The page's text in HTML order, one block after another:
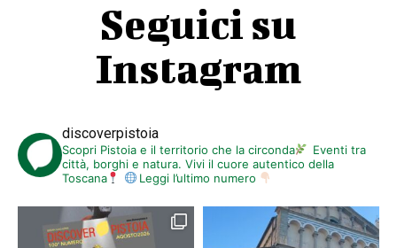
Seguici su
Instagram
discoverpistoia
Scopri Pistoia e il territorio che la circonda
Eventi tra
città, borghi e natura. Vivi il cuore autentico della
Toscana
Leggi l’ultimo numero